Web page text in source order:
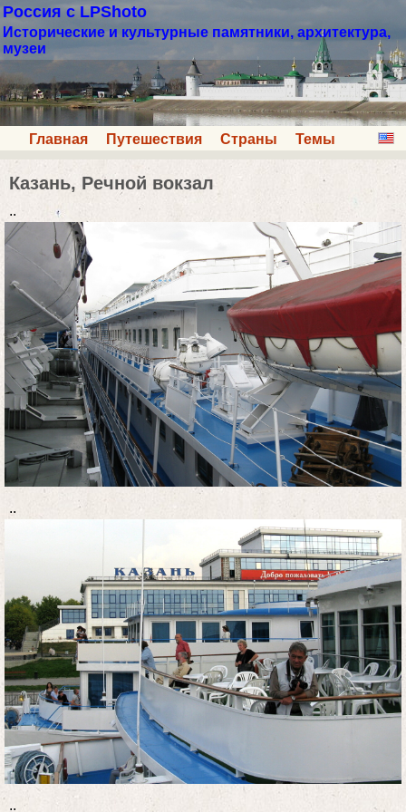
Россия с LPShoto
Исторические и культурные памятники, архитектура,
музеи
Главная Путешествия Страны Темы
Казань, Речной вокзал
..
..
..